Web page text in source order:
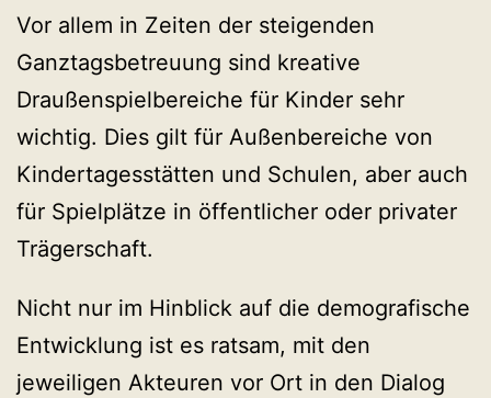
Vor allem in Zeiten der steigenden
Ganztagsbetreuung sind kreative
Draußenspielbereiche für Kinder sehr
wichtig. Dies gilt für Außenbereiche von
Kindertagesstätten und Schulen, aber auch
für Spielplätze in öffentlicher oder privater
Trägerschaft.
Nicht nur im Hinblick auf die demografische
Entwicklung ist es ratsam, mit den
jeweiligen Akteuren vor Ort in den Dialog